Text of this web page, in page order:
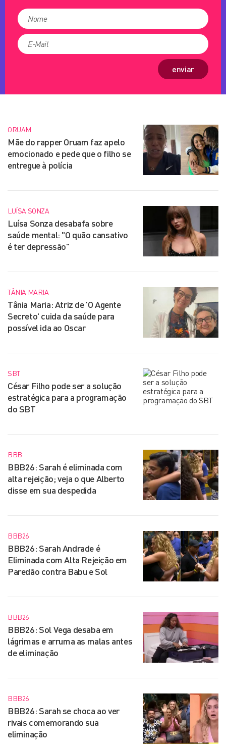
enviar
ORUAM
Mãe do rapper Oruam faz apelo
emocionado e pede que o filho se
entregue à polícia
LUÍSA SONZA
Luísa Sonza desabafa sobre
saúde mental: "O quão cansativo
é ter depressão"
TÂNIA MARIA
Tânia Maria: Atriz de 'O Agente
Secreto' cuida da saúde para
possível ida ao Oscar
SBT
César Filho pode ser a solução
estratégica para a programação
do SBT
BBB
BBB26: Sarah é eliminada com
alta rejeição; veja o que Alberto
disse em sua despedida
BBB26
BBB26: Sarah Andrade é
Eliminada com Alta Rejeição em
Paredão contra Babu e Sol
BBB26
BBB26: Sol Vega desaba em
lágrimas e arruma as malas antes
de eliminação
BBB26
BBB26: Sarah se choca ao ver
rivais comemorando sua
eliminação